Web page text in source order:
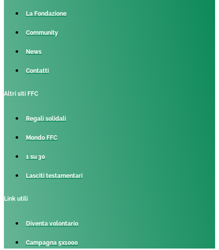
La Fondazione
Community
News
Contatti
Altri siti FFC
Regali solidali
Mondo FFC
1 su 30
Lasciti testamentari
Link utili
Diventa volontario
Campagna 5x1000